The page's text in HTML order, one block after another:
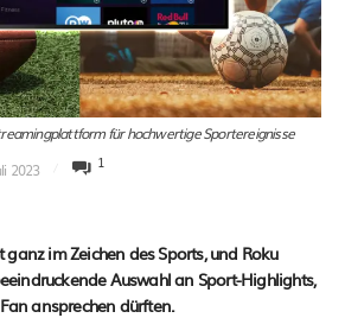
für hochwertige Sportereignisse
2023 1
ganz im Zeichen des Sports, und Roku
Auswahl an Sport-Highlights,
ansprechen dürften.